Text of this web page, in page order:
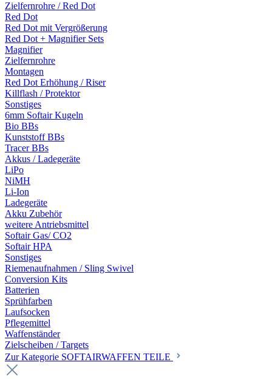
Zielfernrohre / Red Dot
Red Dot
Red Dot mit Vergrößerung
Red Dot + Magnifier Sets
Magnifier
Zielfernrohre
Montagen
Red Dot Erhöhung / Riser
Killflash / Protektor
Sonstiges
6mm Softair Kugeln
Bio BBs
Kunststoff BBs
Tracer BBs
Akkus / Ladegeräte
LiPo
NiMH
Li-Ion
Ladegeräte
Akku Zubehör
weitere Antriebsmittel
Softair Gas/ CO2
Softair HPA
Sonstiges
Riemenaufnahmen / Sling Swivel
Conversion Kits
Batterien
Sprühfarben
Laufsocken
Pflegemittel
Waffenständer
Zielscheiben / Targets
Zur Kategorie SOFTAIRWAFFEN TEILE